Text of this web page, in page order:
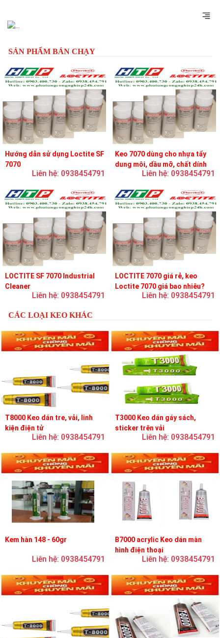
SẢN PHẨM BÁN CHẠY
Hướng dẫn sử dụng Loctite SF
7070
Liên hệ: 0938454791
Keo 7070 dùng cho nhựa tẩy
dung môi, dầu mỡ, chất dính
và chất bôi trơnLiên hệ: 0938454791
LOCTITE SF 7070 Industrial
Cleaner
Liên hệ: 0938454791
LOCTITE 7070 giá rẻ, keo
Loctite 7070 giá bao nhiêu?
Liên hệ: 0938454791
CÁC LOẠI KEO KHÁC
T8000 Keo dán tre, vải, linh
kiện điện tử
Liên hệ: 0938454791
T3000 Keo dán gáy sách,
sticker trên vải
Liên hệ: 0938454791
Kem hàn 148 - 60gr
Liên hệ: 0938454791
B7000 acrylic Keo dán màn
hình điện thoại
Liên hệ: 0938454791